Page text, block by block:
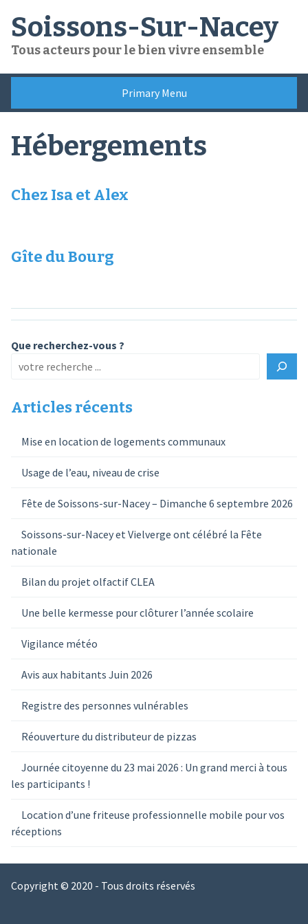
content
Soissons-Sur-Nacey
Tous acteurs pour le bien vivre ensemble
Primary Menu
Hébergements
Chez Isa et Alex
Gîte du Bourg
Que recherchez-vous ?
Articles récents
Mise en location de logements communaux
Usage de l’eau, niveau de crise
Fête de Soissons-sur-Nacey – Dimanche 6 septembre 2026
Soissons-sur-Nacey et Vielverge ont célébré la Fête
nationale
Bilan du projet olfactif CLEA
Une belle kermesse pour clôturer l’année scolaire
Vigilance météo
Avis aux habitants Juin 2026
Registre des personnes vulnérables
Réouverture du distributeur de pizzas
Journée citoyenne du 23 mai 2026 : Un grand merci à tous
les participants !
Location d’une friteuse professionnelle mobile pour vos
réceptions
Copyright © 2020 - Tous droits réservés